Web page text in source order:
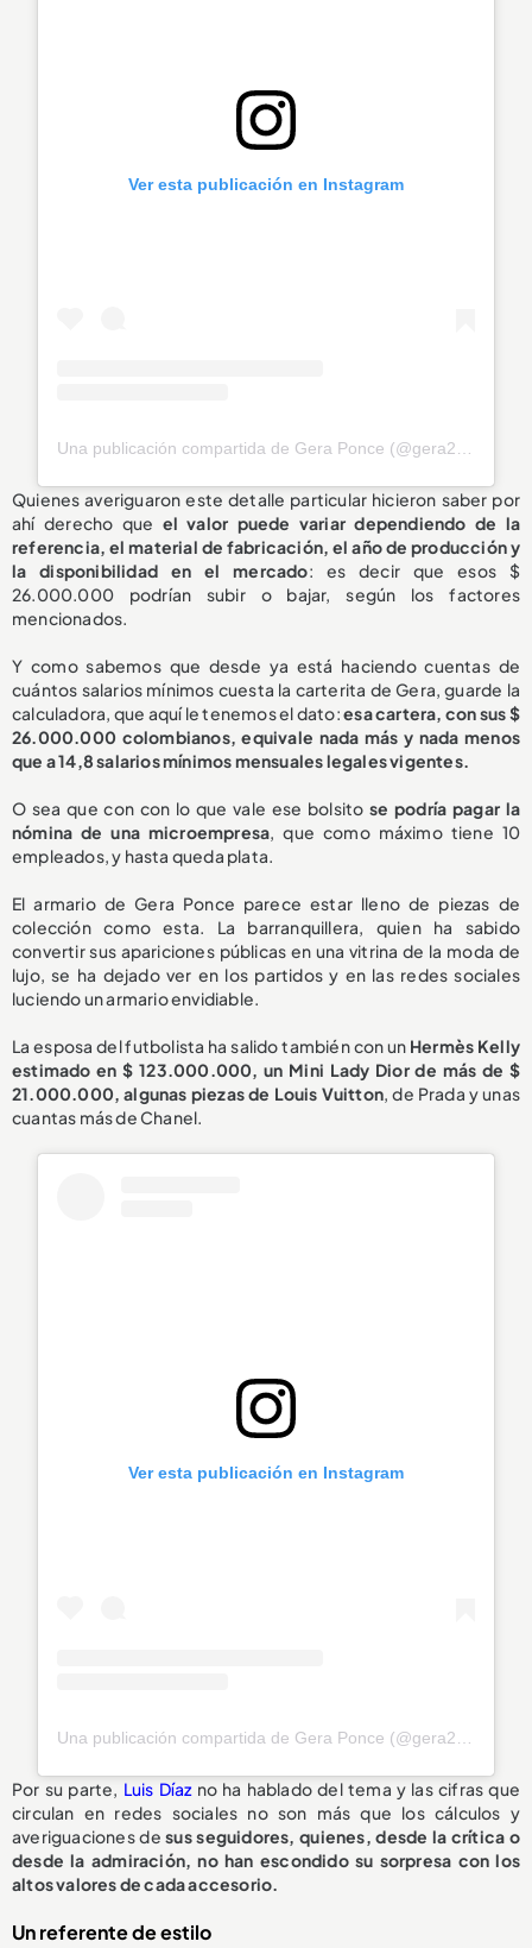
Ver esta publicación en Instagram
Quienes averiguaron este detalle particular hicieron saber por
ahí derecho que el valor puede variar dependiendo de la
referencia, el material de fabricación, el año de producción y
la disponibilidad en el mercado: es decir que esos $
26.000.000 podrían subir o bajar, según los factores
mencionados.
Y como sabemos que desde ya está haciendo cuentas de
cuántos salarios mínimos cuesta la carterita de Gera, guarde la
calculadora, que aquí le tenemos el dato:esa cartera, con sus $
26.000.000 colombianos, equivale nada más y nada menos
que a 14,8 salarios mínimos mensuales legales vigentes.
O sea que con con lo que vale ese bolsitose podría pagar la
nómina de una microempresa, que como máximo tiene 10
empleados, y hasta queda plata.
El armario de Gera Ponce parece estar lleno de piezas de
colección como esta. La barranquillera, quien ha sabido
convertir sus apariciones públicas en una vitrina de la moda de
lujo, se ha dejado ver en los partidos y en las redes sociales
luciendo un armario envidiable.
La esposa del futbolista ha salido también con un Hermès Kelly
estimado en $ 123.000.000, un Mini Lady Dior de más de $
21.000.000, algunas piezas de Louis Vuitton, de Prada y unas
cuantas más de Chanel.
Ver esta publicación en Instagram
Por su parte, Luis Díaz no ha hablado del tema y las cifras que
circulan en redes sociales no son más que los cálculos y
averiguaciones desus seguidores, quienes, desde la crítica o
desde la admiración, no han escondido su sorpresa con los
altos valores de cada accesorio.
Un referente de estilo